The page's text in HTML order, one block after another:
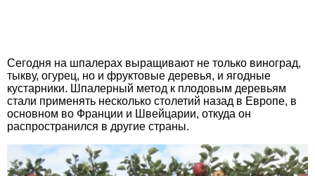
Сегодня на шпалерах выращивают не только виноград,
тыкву, огурец, но и фруктовые деревья, и ягодные
кустарники. Шпалерный метод к плодовым деревьям
стали применять несколько столетий назад в Европе, в
основном во Франции и Швейцарии, откуда он
распространился в другие страны.